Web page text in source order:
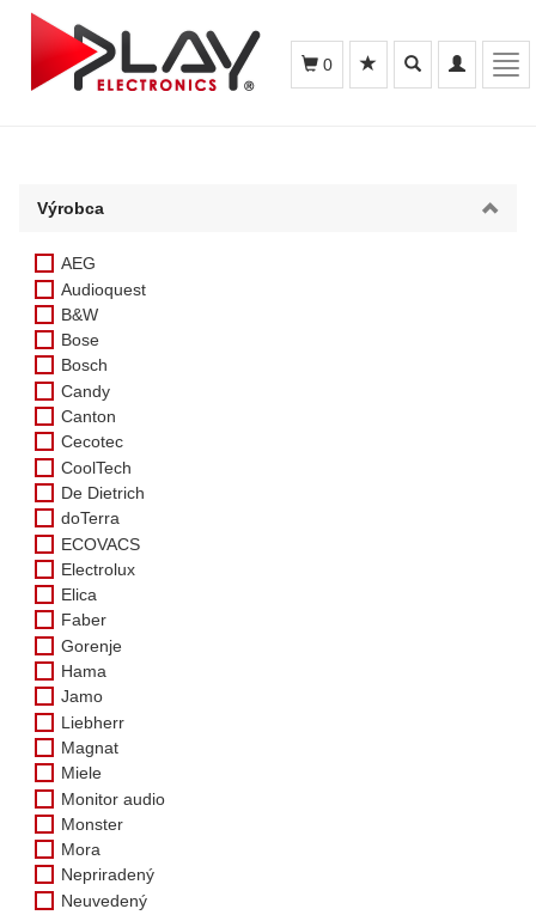
Toggle
navigation
Toggle
search
0
Výrobca
AEG
Audioquest
B&W
Bose
Bosch
Candy
Canton
Cecotec
CoolTech
De Dietrich
doTerra
ECOVACS
Electrolux
Elica
Faber
Gorenje
Hama
Jamo
Liebherr
Magnat
Miele
Monitor audio
Monster
Mora
Nepriradený
Neuvedený